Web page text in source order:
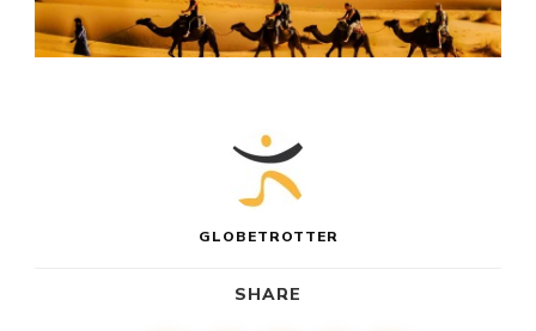
GLOBETROTTER
SHARE